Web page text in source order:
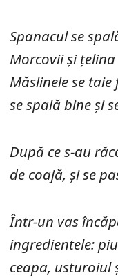
Spanacul se
Morcovii și
Măslinele se
se spală bine și
După ce s-au
de coajă, și se
Într-un vas
ingredientele:
ceapa, usturoiul